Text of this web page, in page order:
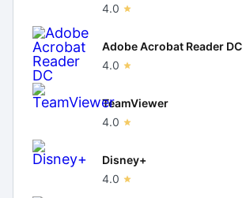
4.0
Adobe Acrobat Reader DC
4.0
TeamViewer
4.0
Disney+
4.0